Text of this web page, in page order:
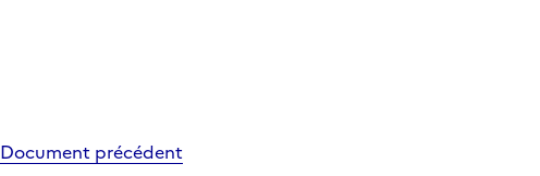
Document précédent